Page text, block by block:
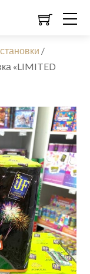
/
«LIMITED